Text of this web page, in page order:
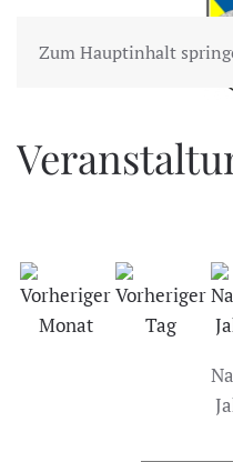
Zum Hauptinhalt